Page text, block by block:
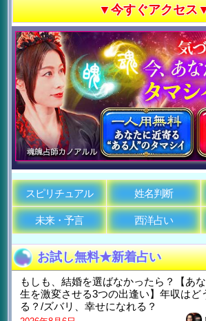
▼今すぐアクセス
スピリチュアル 姓名判断
未来・予言 西洋占い
お試し無料★新着占い